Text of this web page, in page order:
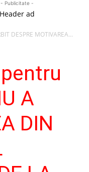
- Publicitate -
Header ad
DESPRE MOTIVAREA...
A
DIN